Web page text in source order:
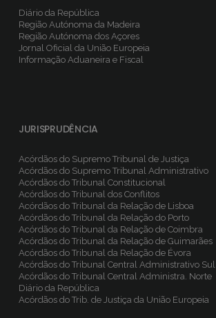
Diário da República
Região Autónoma da Madeira
Região Autónoma dos Açores
Jornal Oficial da União Europeia
Informação Aduaneira e Fiscal
JURISPRUDÊNCIA
Acórdãos do Supremo Tribunal de Justiça
Acórdãos do Supremo Tribunal Administrativo
Acórdãos do Tribunal Constitucional
Acórdãos do Tribunal dos Conflitos
Acórdãos do Tribunal da Relação de Lisboa
Acórdãos do Tribunal da Relação do Porto
Acórdãos do Tribunal da Relação de Coimbra
Acórdãos do Tribunal da Relação de Guimarães
Acórdãos do Tribunal da Relação de Évora
Acórdãos do Tribunal Central Administrativo Sul
Acórdãos do Tribunal Central Administra. Norte
Diário da República
Acórdãos do Trib. de Justiça da União Europeia